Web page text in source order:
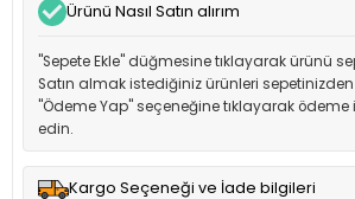
Ürünü Nasıl Satın alırım
"Sepete Ekle" düğmesine tıklayarak ürünü
Satın almak istediğiniz ürünleri
"Ödeme Yap" seçeneğine tıklayarak
edin.
Kargo Seçeneği ve İade bilgileri